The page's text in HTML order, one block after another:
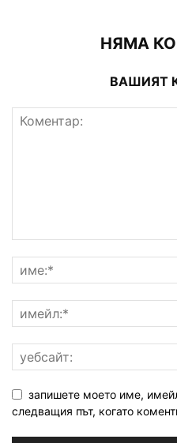
НЯМА
ВАШИЯТ
запишете моето име,
следващия път, когато